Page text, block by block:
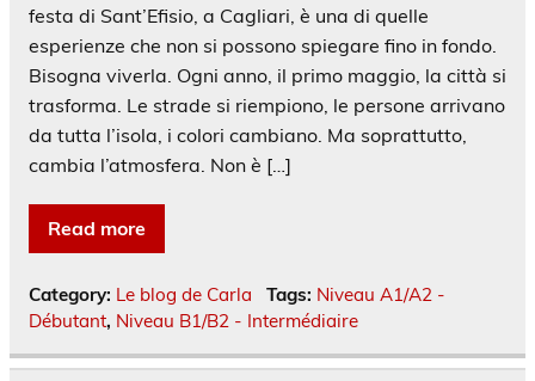
festa di Sant’Efisio, a Cagliari, è una di quelle
esperienze che non si possono spiegare fino in fondo.
Bisogna viverla. Ogni anno, il primo maggio, la città si
trasforma. Le strade si riempiono, le persone arrivano
da tutta l’isola, i colori cambiano. Ma soprattutto,
cambia l’atmosfera. Non è […]
Read more
Category: Le blog de Carla Tags: Niveau A1/A2 -
Débutant, Niveau B1/B2 - Intermédiaire